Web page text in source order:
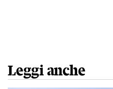
Leggi anche